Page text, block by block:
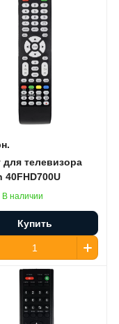
для телевизора
40FHD700U
В наличии
Купить